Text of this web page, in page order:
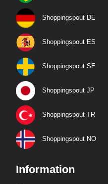
Shoppingspout DE
Shoppingspout ES
Shoppingspout SE
Shoppingspout JP
Shoppingspout TR
Shoppingspout NO
Information